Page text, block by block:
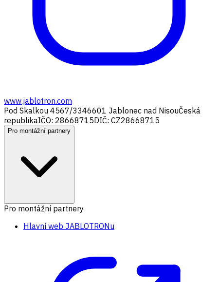
www.jablotron.com
Pod Skalkou 4567/3346601 Jablonec nad NisouČeská
republikaIČO: 28668715DIČ: CZ28668715
Pro montážní partnery
Pro montážní partnery
Hlavní web JABLOTRONu